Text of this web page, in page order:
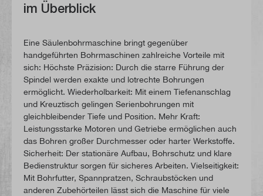
im Überblick
Eine Säulenbohrmaschine bringt gegenüber
handgeführten Bohrmaschinen zahlreiche Vorteile mit
sich: Höchste Präzision: Durch die starre Führung der
Spindel werden exakte und lotrechte Bohrungen
ermöglicht. Wiederholbarkeit: Mit einem Tiefenanschlag
und Kreuztisch gelingen Serienbohrungen mit
gleichbleibender Tiefe und Position. Mehr Kraft:
Leistungsstarke Motoren und Getriebe ermöglichen auch
das Bohren großer Durchmesser oder harter Werkstoffe.
Sicherheit: Der stationäre Aufbau, Bohrschutz und klare
Bedienstruktur sorgen für sicheres Arbeiten. Vielseitigkeit:
Mit Bohrfutter, Spannpratzen, Schraubstöcken und
anderen Zubehörteilen lässt sich die Maschine für viele